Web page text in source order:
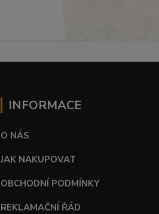
INFORMACE
O NÁS
JAK NAKUPOVAT
OBCHODNÍ PODMÍNKY
REKLAMAČNÍ ŘÁD